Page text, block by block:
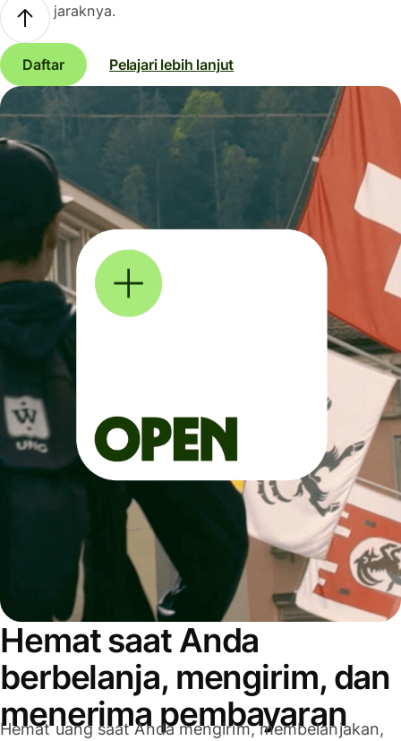
jaraknya.
Daftar Pelajari lebih lanjut
Hemat saat Anda
berbelanja, mengirim, dan
menerima pembayaran
Hemat uang saat Anda mengirim, membelanjakan,